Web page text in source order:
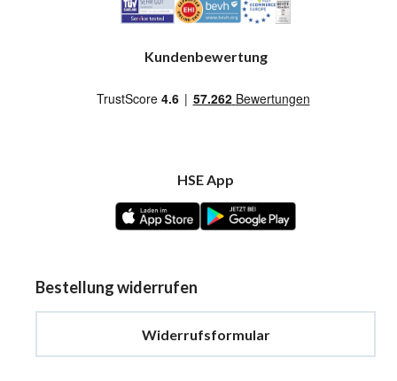
Kundenbewertung
HSE App
Bestellung widerrufen
Widerrufsformular